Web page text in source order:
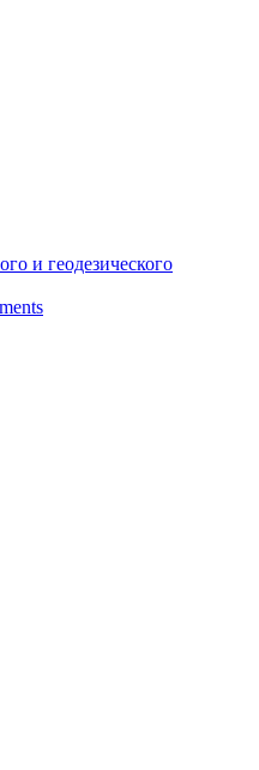
и геодезического